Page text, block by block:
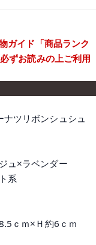
ガイド 「商品ランク
ずお読みの上ご利用
ツリボンシュシュ
ュ×ラベンダー
系
ｃｍ×Ｈ約6ｃｍ